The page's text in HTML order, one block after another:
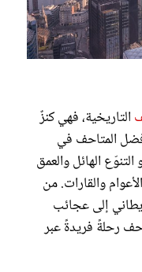
التاريخية، فهي كنزٌ
المتاحف في
الهائل والعمق
والقارات. من
إلى عجائب
رحلةً فريدةً عبر